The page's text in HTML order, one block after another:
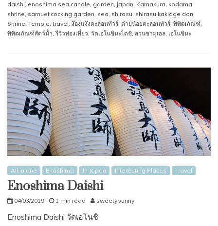
daishi, enoshima sea candle, garden, japan, Kamakura, kodama
shrine, samuei cocking garden, sea, shirasu, shirasu kakiage don,
Shrine, Temple,travel, ง๊องแง๊งตะลอนทัวร์, ต่ายน้อยตะลอนทัวร์, พิพิฒภัณฑ์,
พิพิฒภัณฑ์สัตว์นํ้า,รีวิวท่องเที่ยว, วัดเอโนชิมะไดชิ, สวนซามูเอล, เอโนชิมะ
All in one Enoshima In Japan Interesting Places Travel
Enoshima Daishi
04/03/2019 1 min read sweetybunny
Enoshima Daishi วัดเอโนชิ